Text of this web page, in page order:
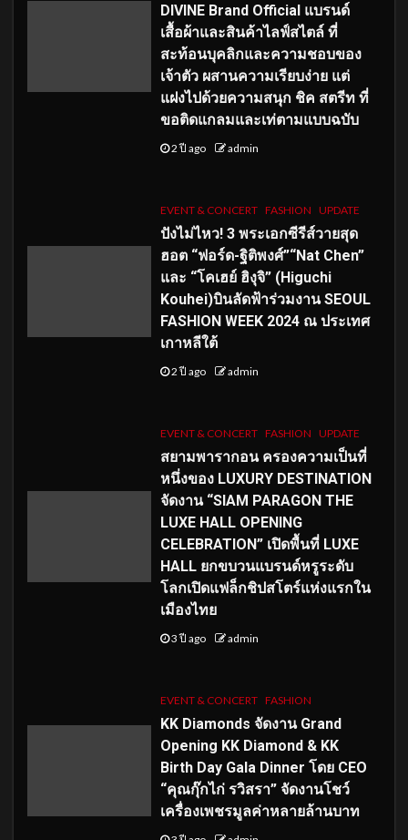
DIVINE Brand Official แบรนด์
เสื้อผ้าและสินค้าไลฟ์สไตล์ ที่
สะท้อนบุคลิกและความชอบของ
เจ้าตัว ผสานความเรียบง่าย แต่
แฝงไปด้วยความสนุก ชิค สตรีท ที่
ขอติดแกลมและเท่ตามแบบฉบับ
2 ปี ago admin
EVENT & CONCERT FASHION UPDATE
ปังไม่ไหว! 3 พระเอกซีรีส์วายสุด
ฮอต “ฟอร์ด-ฐิติพงศ์”“Nat Chen”
และ “โคเฮย์ ฮิงุจิ” (Higuchi
Kouhei)บินลัดฟ้าร่วมงาน SEOUL
FASHION WEEK 2024 ณ ประเทศ
เกาหลีใต้
2 ปี ago admin
EVENT & CONCERT FASHION UPDATE
สยามพารากอน ครองความเป็นที่
หนึ่งของ LUXURY DESTINATION
จัดงาน “SIAM PARAGON THE
LUXE HALL OPENING
CELEBRATION” เปิดพื้นที่ LUXE
HALL ยกขบวนแบรนด์หรูระดับ
โลกเปิดแฟล็กชิปสโตร์แห่งแรกใน
เมืองไทย
3 ปี ago admin
EVENT & CONCERT FASHION
KK Diamonds จัดงาน Grand
Opening KK Diamond & KK
Birth Day Gala Dinner โดย CEO
“คุณกุ๊กไก่ รวิสรา” จัดงานโชว์
เครื่องเพชรมูลค่าหลายล้านบาท